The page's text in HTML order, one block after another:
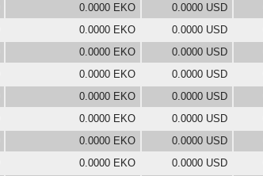
0.0000 EKO 0.0000 USD
0.0000 EKO 0.0000 USD
0.0000 EKO 0.0000 USD
0.0000 EKO 0.0000 USD
0.0000 EKO 0.0000 USD
0.0000 EKO 0.0000 USD
0.0000 EKO 0.0000 USD
0.0000 EKO 0.0000 USD